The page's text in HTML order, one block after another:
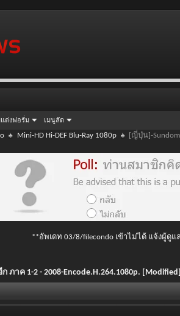
ต่งฟอรั่ม เมนูลัด
Mini-HD Hi-DEF Blu-Ray 1080p [ญี่ปุ่น]-
**อัพเดท 03/8/filecondo เข้าไม่ได้ แจ้งผู้ดู
าค 1-2 - 2008-Encode.H.264.1080p.